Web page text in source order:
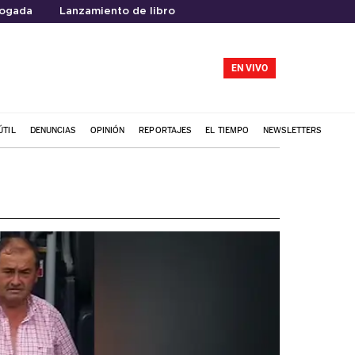
Lanzamiento de libro
EN VIVO
DENUNCIAS OPINIÓN REPORTAJES EL TIEMPO NEWSLETTERS